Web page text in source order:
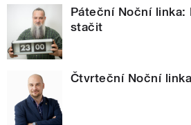
Páteční Noční linka:
stačit
Čtvrteční Noční